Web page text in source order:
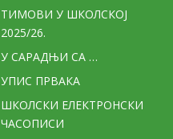
ТИМОВИ У ШКОЛСКОЈ
2025/26.
У САРАДЊИ СА …
УПИС ПРВАКА
ШКОЛСКИ ЕЛЕКТРОНСКИ
ЧАСОПИСИ